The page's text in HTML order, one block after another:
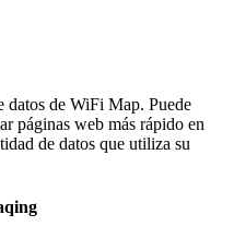
datos de WiFi Map. Puede
páginas web más rápido en
de datos que utiliza su